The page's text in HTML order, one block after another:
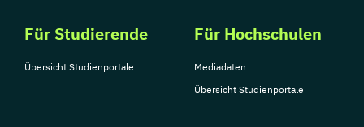
Für Studierende
Übersicht Studienportale
Für Hochschulen
Mediadaten
Übersicht Studienportale